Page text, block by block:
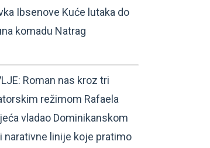
Ibsenove Kuće lutaka do
komadu Natrag
Roman nas kroz tri
režimom Rafaela
vladao Dominikanskom
narativne linije koje pratimo